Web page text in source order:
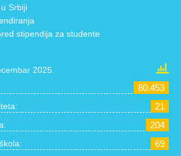
Srbiji
stipendija za studente
2025.
80.453
21
204
69